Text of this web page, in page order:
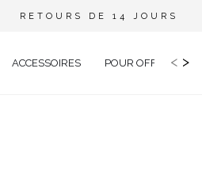
RETOURS DE 14 JOURS
ACCESSOIRES POUR OFFRIR< >